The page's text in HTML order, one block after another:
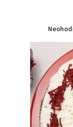
0,0
z
5